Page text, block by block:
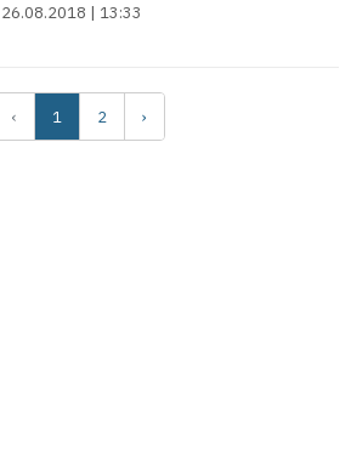
26.08.2018 | 13:33
‹ 1 2 ›